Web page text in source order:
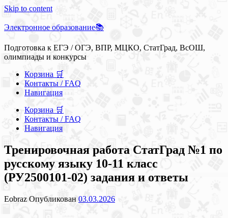
Skip to content
Электронное образование📚
Подготовка к ЕГЭ / ОГЭ, ВПР, МЦКО, СтатГрад, ВсОШ,
олимпиады и конкурсы
Корзина 🛒
Контакты / FAQ
Навигация
Корзина 🛒
Контакты / FAQ
Навигация
Тренировочная работа СтатГрад №1 по
русскому языку 10-11 класс
(РУ2500101-02) задания и ответы
Eobraz Опубликован 03.03.2026